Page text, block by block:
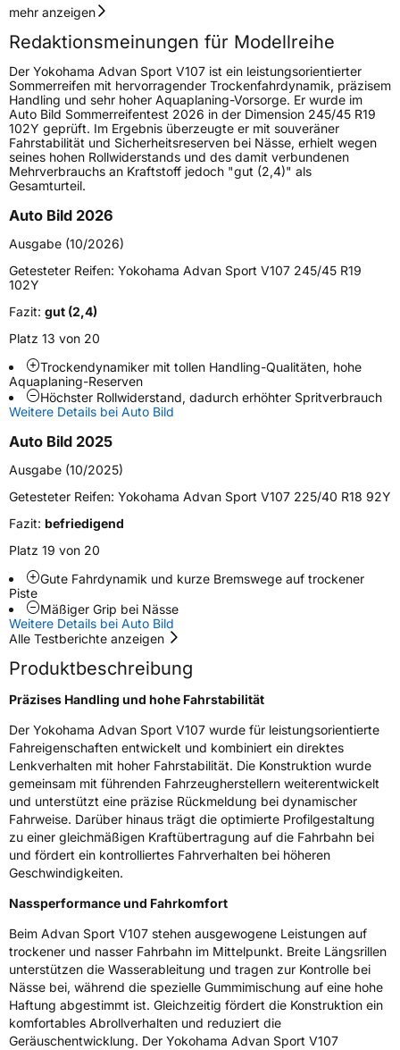
Geschwindigkeitsindex
Höchstgeschwindigkeit
300 km/h
Lastindex110
Höchstlast1060 kg
Gewicht (in kg)15,7 kg
Generelle Merkmale
FahrzeugtypPKW
VerwendungSommerreifen
ModellnameAdvan Sport V107
Fahrzeugart PKW & SUV
Weitere Eigenschaften
SchlauchtypTL
Zustand Neureifen
VerstärktXL
FelgenschutzRPB
EU Label
EffizienzD
Rollgeräusch (Klasse)B
Rollgeräusch (dB)73
FahrzeugklasseC1
3PMSF / Schneeflockensymbol / Alpine-SymbolNein
EPREL ID1128654
12 40549 Düsseldorf, Deutschland,
www.yokohama.eu
mehr anzeigen
Redaktionsmeinungen für Modellreihe
Der Yokohama Advan Sport V107 ist ein leistungsorientierter
Sommerreifen mit hervorragender Trockenfahrdynamik, präzisem
Handling und sehr hoher Aquaplaning-Vorsorge. Er wurde im
Auto Bild Sommerreifentest 2026 in der Dimension 245/45 R19
102Y geprüft. Im Ergebnis überzeugte er mit souveräner
Fahrstabilität und Sicherheitsreserven bei Nässe, erhielt wegen
seines hohen Rollwiderstands und des damit verbundenen
Mehrverbrauchs an Kraftstoff jedoch "gut (2,4)" als
Gesamturteil.
Auto Bild 2026
Ausgabe (10/2026)
Getesteter Reifen: Yokohama Advan Sport V107 245/45 R19
102Y
Fazit: gut (2,4)
Platz 13 von 20
Trockendynamiker mit tollen Handling-Qualitäten, hohe
Aquaplaning-Reserven
Höchster Rollwiderstand, dadurch erhöhter Spritverbrauch
Weitere Details bei Auto Bild
Auto Bild 2025
Ausgabe (10/2025)
Getesteter Reifen: Yokohama Advan Sport V107 225/40 R18 92Y
Fazit: befriedigend
Platz 19 von 20
Gute Fahrdynamik und kurze Bremswege auf trockener
Piste
Mäßiger Grip bei Nässe
Weitere Details bei Auto Bild
Alle Testberichte anzeigen
Produktbeschreibung
Präzises Handling und hohe Fahrstabilität
Der Yokohama Advan Sport V107 wurde für leistungsorientierte
Fahreigenschaften entwickelt und kombiniert ein direktes
Lenkverhalten mit hoher Fahrstabilität. Die Konstruktion wurde
gemeinsam mit führenden Fahrzeugherstellern weiterentwickelt
und unterstützt eine präzise Rückmeldung bei dynamischer
Fahrweise. Darüber hinaus trägt die optimierte Profilgestaltung
zu einer gleichmäßigen Kraftübertragung auf die Fahrbahn bei
und fördert ein kontrolliertes Fahrverhalten bei höheren
Geschwindigkeiten.
Nassperformance und Fahrkomfort
Beim Advan Sport V107 stehen ausgewogene Leistungen auf
trockener und nasser Fahrbahn im Mittelpunkt. Breite Längsrillen
unterstützen die Wasserableitung und tragen zur Kontrolle bei
Nässe bei, während die spezielle Gummimischung auf eine hohe
Haftung abgestimmt ist. Gleichzeitig fördert die Konstruktion ein
komfortables Abrollverhalten und reduziert die
Geräuschentwicklung. Der Yokohama Advan Sport V107